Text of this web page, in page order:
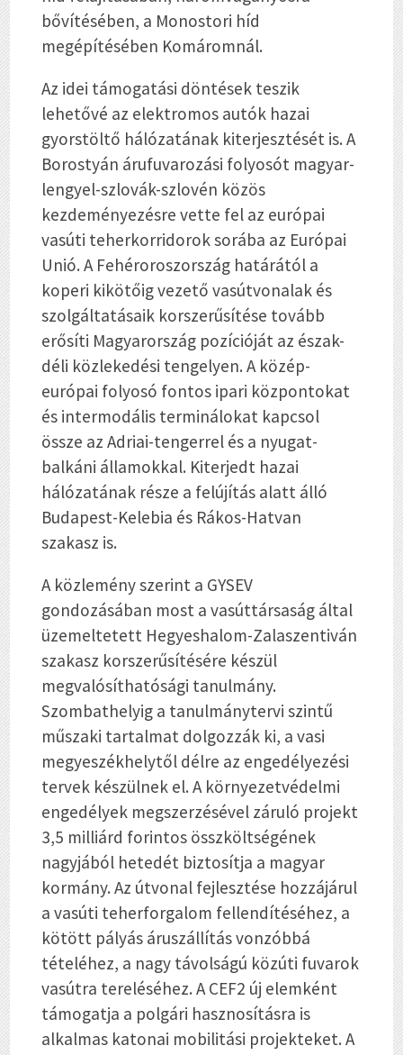
bővítésében, a Monostori híd
megépítésében Komáromnál.
Az idei támogatási döntések teszik
lehetővé az elektromos autók hazai
gyorstöltő hálózatának kiterjesztését is. A
Borostyán árufuvarozási folyosót magyar-
lengyel-szlovák-szlovén közös
kezdeményezésre vette fel az európai
vasúti teherkorridorok sorába az Európai
Unió. A Fehéroroszország határától a
koperi kikötőig vezető vasútvonalak és
szolgáltatásaik korszerűsítése tovább
erősíti Magyarország pozícióját az észak-
déli közlekedési tengelyen. A közép-
európai folyosó fontos ipari központokat
és intermodális terminálokat kapcsol
össze az Adriai-tengerrel és a nyugat-
balkáni államokkal. Kiterjedt hazai
hálózatának része a felújítás alatt álló
Budapest-Kelebia és Rákos-Hatvan
szakasz is.
A közlemény szerint a GYSEV
gondozásában most a vasúttársaság által
üzemeltetett Hegyeshalom-Zalaszentiván
szakasz korszerűsítésére készül
megvalósíthatósági tanulmány.
Szombathelyig a tanulmánytervi szintű
műszaki tartalmat dolgozzák ki, a vasi
megyeszékhelytől délre az engedélyezési
tervek készülnek el. A környezetvédelmi
engedélyek megszerzésével záruló projekt
3,5 milliárd forintos összköltségének
nagyjából hetedét biztosítja a magyar
kormány. Az útvonal fejlesztése hozzájárul
a vasúti teherforgalom fellendítéséhez, a
kötött pályás áruszállítás vonzóbbá
tételéhez, a nagy távolságú közúti fuvarok
vasútra tereléséhez. A CEF2 új elemként
támogatja a polgári hasznosításra is
alkalmas katonai mobilitási projekteket. A